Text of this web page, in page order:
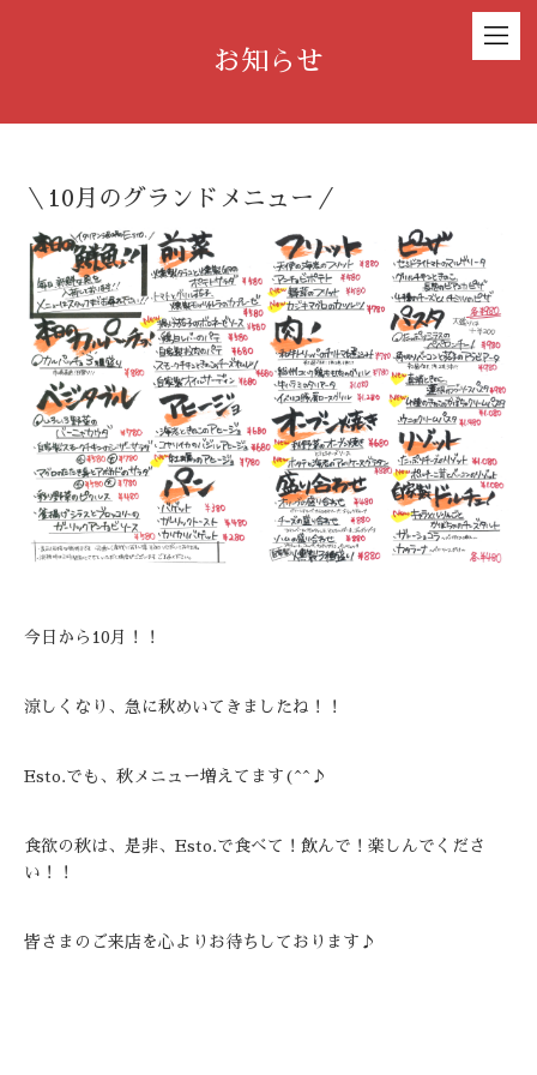
お知らせ
＼10月のグランドメニュー／
今日から10月！！
涼しくなり、急に秋めいてきましたね！！
Esto.でも、秋メニュー増えてます(^^♪
食欲の秋は、是非、Esto.で食べて！飲んで！楽しんでくださ
い！！
皆さまのご来店を心よりお待ちしております♪